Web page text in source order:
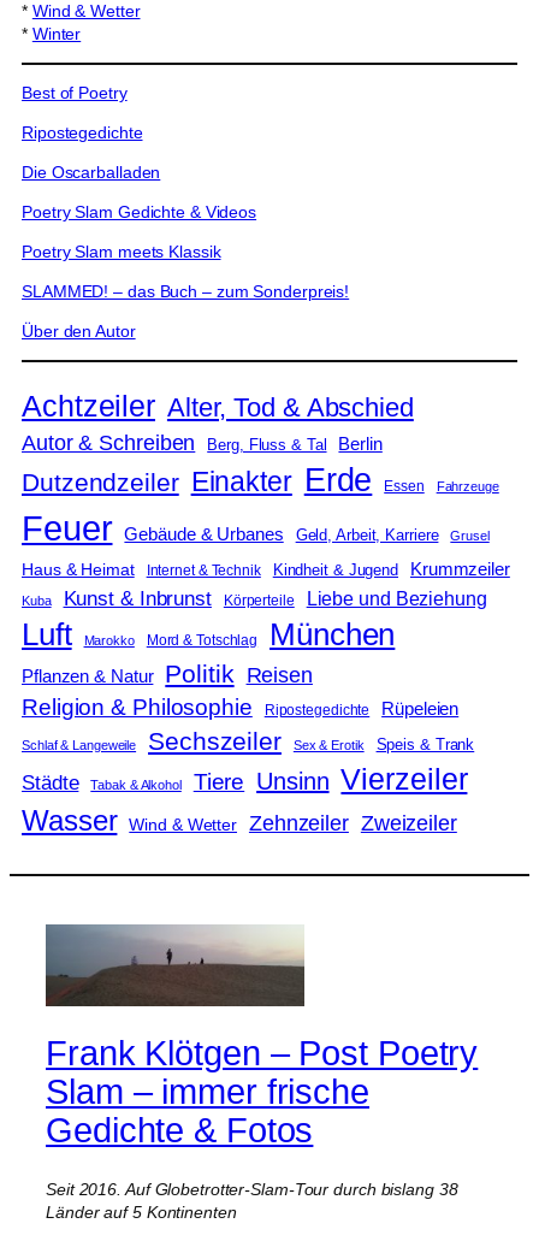
* Wind & Wetter
* Winter
Best of Poetry
Ripostegedichte
Die Oscarballaden
Poetry Slam Gedichte & Videos
Poetry Slam meets Klassik
SLAMMED! – das Buch – zum Sonderpreis!
Über den Autor
Achtzeiler Alter, Tod & Abschied
Autor & Schreiben Berg, Fluss & Tal Berlin
Dutzendzeiler Einakter Erde Essen Fahrzeuge
Feuer Gebäude & Urbanes Geld, Arbeit, Karriere Grusel
Haus & Heimat Internet & Technik Kindheit & Jugend Krummzeiler
Kuba Kunst & Inbrunst Körperteile Liebe und Beziehung
Luft Marokko Mord & Totschlag München
Pflanzen & Natur Politik Reisen
Religion & Philosophie Ripostegedichte Rüpeleien
Schlaf & Langeweile Sechszeiler Sex & Erotik Speis & Trank
Städte Tabak & Alkohol Tiere Unsinn Vierzeiler
Wasser Wind & Wetter Zehnzeiler Zweizeiler
Frank Klötgen – Post Poetry
Slam – immer frische
Gedichte & Fotos
Seit 2016. Auf Globetrotter-Slam-Tour durch bislang 38
Länder auf 5 Kontinenten